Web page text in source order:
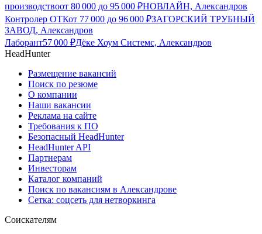
производствоот 80 000 до 95 000 ₽НОВЛАЙН, Александров
Контролер ОТКот 77 000 до 96 000 ₽ЗАГОРСКИЙ ТРУБНЫЙ
ЗАВОД, Александров
Лаборант57 000 ₽Дёке Хоум Системс, Александров
HeadHunter
Размещение вакансий
Поиск по резюме
О компании
Наши вакансии
Реклама на сайте
Требования к ПО
Безопасный HeadHunter
HeadHunter API
Партнерам
Инвесторам
Каталог компаний
Поиск по вакансиям в Александрове
Сетка: соцсеть для нетворкинга
Соискателям